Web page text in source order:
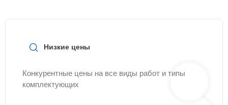
Низкие цены
Конкурентные цены на все виды работ и типы
комплектующих